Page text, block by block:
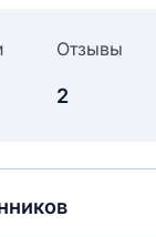
Отзывы
2